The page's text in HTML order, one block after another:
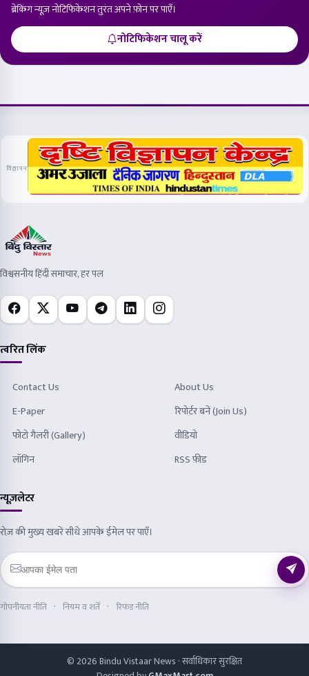
ब्रेकिंग न्यूज़ नोटिफिकेशन तुरंत अपने फ़ोन पर पाएँ।
नोटिफिकेशन चालू करें
विज्ञापन
विश्वसनीय हिंदी समाचार, हर पल
त्वरित लिंक
Contact Us
About Us
E-Paper
रिपोर्टर बनें (Join Us)
फोटो गैलरी (Gallery)
वीडियो
लॉगिन
RSS फ़ीड
न्यूज़लेटर
रोज़ की मुख्य खबरें सीधे आपके ईमेल पर पाएँ।
गोपनीयता नीति नियम व शर्तें रिफंड नीति
© 2026 Bindu Vistaar News · सर्वाधिकार सुरक्षित